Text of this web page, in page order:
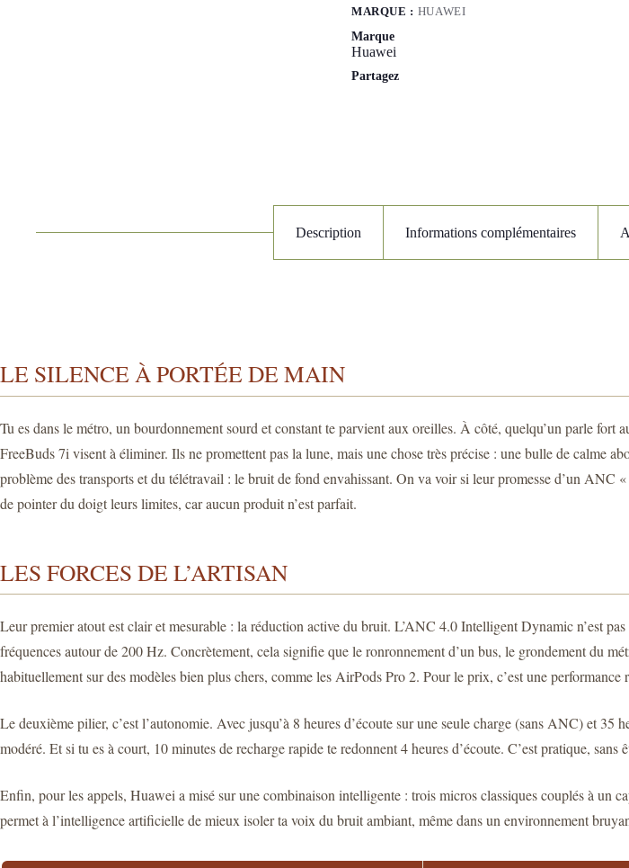
MARQUE : HUAWEI
Marque
Huawei
Partagez
Description Informations complémentaires
LE SILENCE À PORTÉE DE MAIN
Tu es dans le métro, un bourdonnement sourd et constant te parvient aux oreilles. À côté, quelqu’un parle
FreeBuds 7i visent à éliminer. Ils ne promettent pas la lune, mais une chose très précise : une bulle de calme
problème des transports et du télétravail : le bruit de fond envahissant. On va voir si leur promesse d’un
de pointer du doigt leurs limites, car aucun produit n’est parfait.
LES FORCES DE L’ARTISAN
Leur premier atout est clair et mesurable : la réduction active du bruit. L’ANC 4.0 Intelligent Dynamic n’est
fréquences autour de 200 Hz. Concrètement, cela signifie que le ronronnement d’un bus, le grondement du
habituellement sur des modèles bien plus chers, comme les AirPods Pro 2. Pour le prix, c’est une performance
Le deuxième pilier, c’est l’autonomie. Avec jusqu’à 8 heures d’écoute sur une seule charge (sans ANC) et
modéré. Et si tu es à court, 10 minutes de recharge rapide te redonnent 4 heures d’écoute. C’est pratique, sans
Enfin, pour les appels, Huawei a misé sur une combinaison intelligente : trois micros classiques couplés à un
permet à l’intelligence artificielle de mieux isoler ta voix du bruit ambiant, même dans un environnement